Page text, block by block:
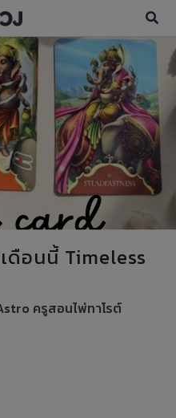
ดือนนี้ Timeless
ครูสอนไพ่ทาโรต์